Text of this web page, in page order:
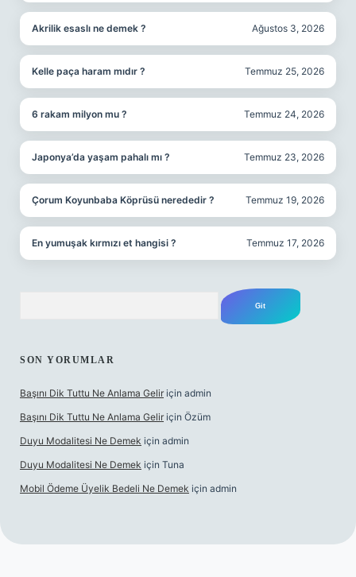
Akrilik esaslı ne demek ? Ağustos 3, 2026
Kelle paça haram mıdır ? Temmuz 25, 2026
6 rakam milyon mu ? Temmuz 24, 2026
Japonya’da yaşam pahalı mı ? Temmuz 23, 2026
Çorum Koyunbaba Köprüsü nerededir ? Temmuz 19, 2026
En yumuşak kırmızı et hangisi ? Temmuz 17, 2026
SON YORUMLAR
Başını Dik Tuttu Ne Anlama Gelir için admin
Başını Dik Tuttu Ne Anlama Gelir için Özüm
Duyu Modalitesi Ne Demek için admin
Duyu Modalitesi Ne Demek için Tuna
Mobil Ödeme Üyelik Bedeli Ne Demek için admin